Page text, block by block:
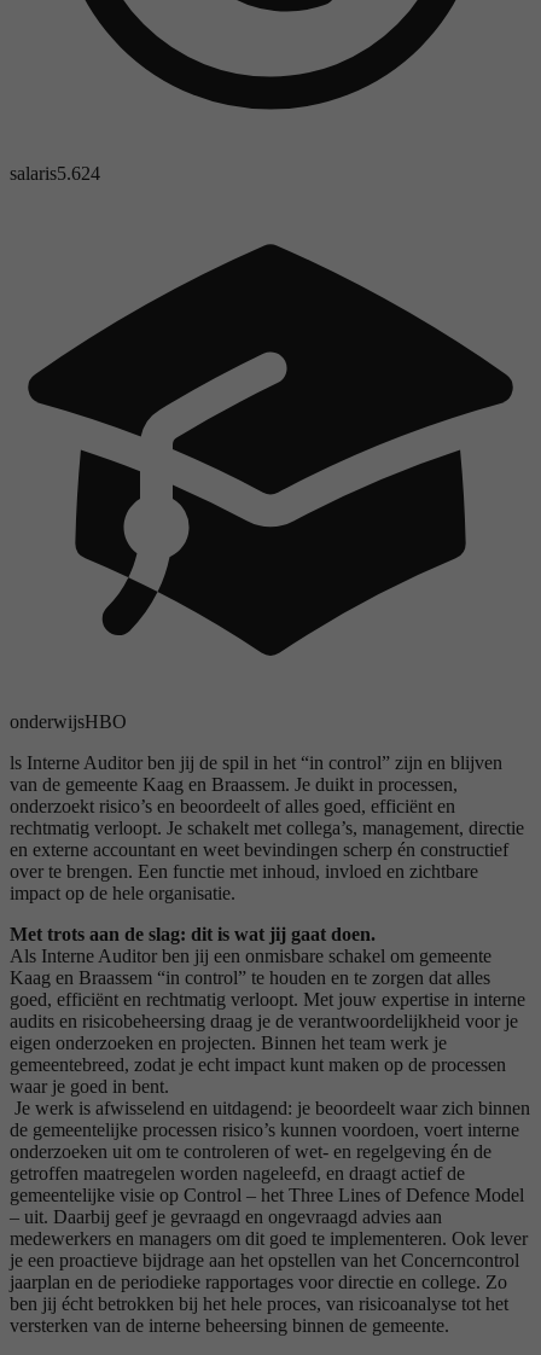
salaris5.624
onderwijsHBO
ls Interne Auditor ben jij de spil in het “in control” zijn en blijven
van de gemeente Kaag en Braassem. Je duikt in processen,
onderzoekt risico’s en beoordeelt of alles goed, efficiënt en
rechtmatig verloopt. Je schakelt met collega’s, management, directie
en externe accountant en weet bevindingen scherp én constructief
over te brengen. Een functie met inhoud, invloed en zichtbare
impact op de hele organisatie.
Met trots aan de slag: dit is wat jij gaat doen.
Als Interne Auditor ben jij een onmisbare schakel om gemeente
Kaag en Braassem “in control” te houden en te zorgen dat alles
goed, efficiënt en rechtmatig verloopt. Met jouw expertise in interne
audits en risicobeheersing draag je de verantwoordelijkheid voor je
eigen onderzoeken en projecten. Binnen het team werk je
gemeentebreed, zodat je echt impact kunt maken op de processen
waar je goed in bent.
Je werk is afwisselend en uitdagend: je beoordeelt waar zich binnen
de gemeentelijke processen risico’s kunnen voordoen, voert interne
onderzoeken uit om te controleren of wet- en regelgeving én de
getroffen maatregelen worden nageleefd, en draagt actief de
gemeentelijke visie op Control – het Three Lines of Defence Model
– uit. Daarbij geef je gevraagd en ongevraagd advies aan
medewerkers en managers om dit goed te implementeren. Ook lever
je een proactieve bijdrage aan het opstellen van het Concerncontrol
jaarplan en de periodieke rapportages voor directie en college. Zo
ben jij écht betrokken bij het hele proces, van risicoanalyse tot het
versterken van de interne beheersing binnen de gemeente.